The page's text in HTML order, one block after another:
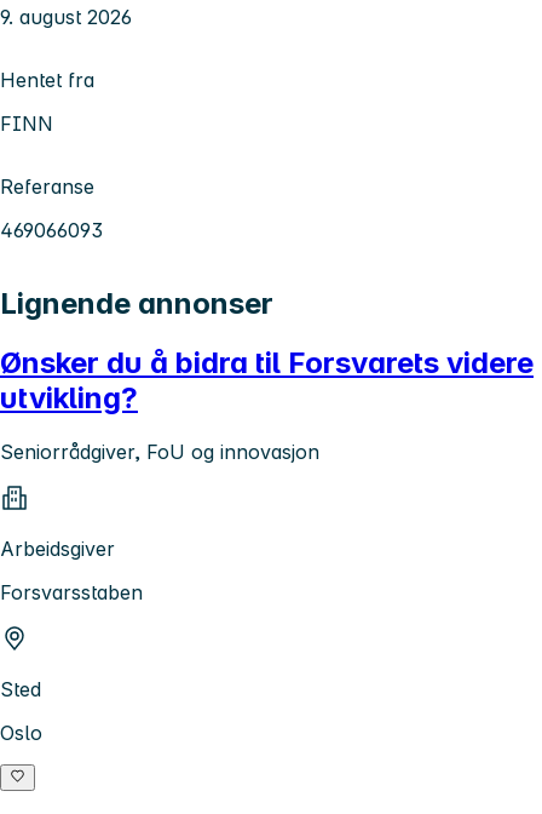
9. august 2026
Hentet fra
FINN
Referanse
469066093
Lignende annonser
Ønsker du å bidra til Forsvarets videre
utvikling?
Seniorrådgiver, FoU og innovasjon
Arbeidsgiver
Forsvarsstaben
Sted
Oslo